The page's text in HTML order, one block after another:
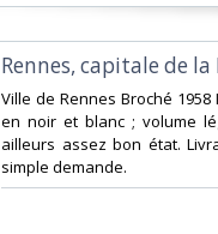
‎Rennes, capitale de
‎Ville de Rennes Broché
en noir et blanc ; volume
ailleurs assez bon état.
simple demande.‎